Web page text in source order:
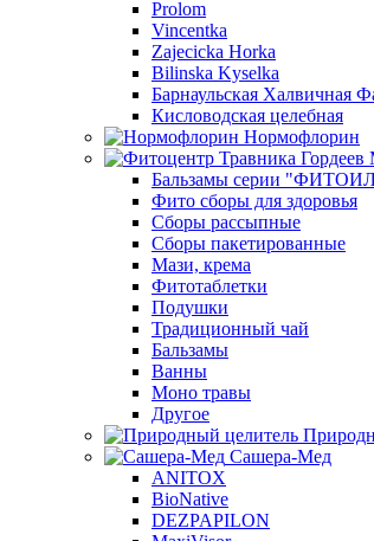
Prolom
Vincentka
Zajecicka Horka
Bilinska Kyselka
Барнаульская Халвичная
Кисловодская целебная
Нормофлорин
Бальзамы серии
Фито сборы для здоровья
Сборы рассыпные
Сборы пакетированные
Мази, крема
Фитотаблетки
Подушки
Традиционный чай
Бальзамы
Ванны
Моно травы
Другое
Сашера-Мед
ANITOX
BioNative
DEZPAPILON